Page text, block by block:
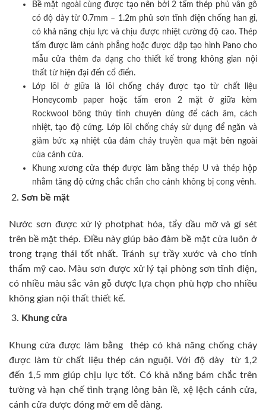
Bề mặt ngoài cùng được tạo nên bởi 2 tấm thép phủ vân gỗ
có độ dày từ 0.7mm – 1.2m phủ sơn tĩnh điện chống han gỉ,
có khả năng chịu lực và chịu được nhiệt cường độ cao. Thép
tấm được làm cánh phẳng hoặc được dập tạo hình Pano cho
mẫu cửa thêm đa dạng cho thiết kế trong không gian nội
thất từ hiện đại đến cổ điển.
Lớp lõi ở giữa là lõi chống cháy được tạo từ chất liệu
Honeycomb paper hoặc tấm eron 2 mặt ở giữa kèm
Rockwool bông thủy tinh chuyên dùng để cách âm, cách
nhiệt, tạo độ cứng. Lớp lõi chống cháy sử dụng để ngăn và
giảm bức xạ nhiệt của đám cháy truyền qua mặt bên ngoài
của cánh cửa.
Khung xương cửa thép được làm bằng thép U và thép hộp
nhằm tăng độ cứng chắc chắn cho cánh không bị cong vênh.
Sơn bề mặt
Nước sơn được xử lý photphat hóa, tẩy dầu mỡ và gỉ sét
trên bề mặt thép. Điều này giúp bảo đảm bề mặt cửa luôn ở
trong trạng thái tốt nhất. Tránh sự trầy xước và cho tính
thẩm mỹ cao. Màu sơn được xử lý tại phòng sơn tĩnh điện,
có nhiều màu sắc vân gỗ được lựa chọn phù hợp cho nhiều
không gian nội thất thiết kế.
Khung cửa
Khung cửa được làm bằng thép có khả năng chống cháy
được làm từ chất liệu thép cán nguội. Với độ dày từ 1,2
đến 1,5 mm giúp chịu lực tốt. Có khả năng bám chắc trên
tường và hạn chế tình trạng lỏng bản lề, xệ lệch cánh cửa,
cánh cửa được đóng mở em dễ dàng.